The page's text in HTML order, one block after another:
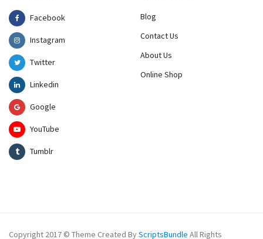
Facebook
Instagram
Twitter
Linkedin
Google
YouTube
Tumblr
Blog
Contact Us
About Us
Online Shop
Copyright 2017 © Theme Created ByScriptsBundle All Rights